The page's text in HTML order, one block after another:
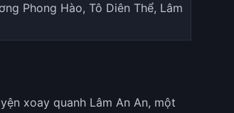
Phong Hào, Tô Diên Thể, Lâm
xoay quanh Lâm An An, một